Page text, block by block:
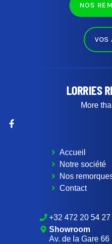
NOS
VOS
LORRIES
More
Accueil
Notre société
Nos
Contact
+32 472 20 54 27
Showroom
Av. de la Gare 66